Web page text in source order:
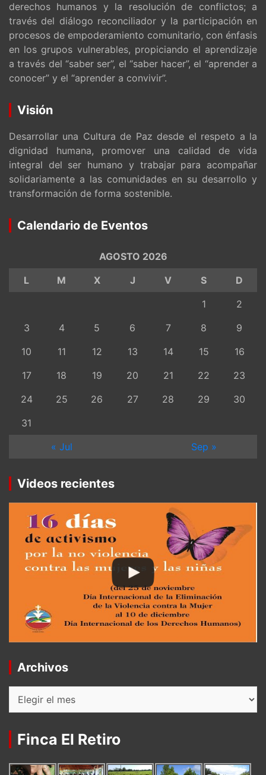
derechos humanos y la resolución de conflictos; a
través del diálogo reconciliador y la participación en
procesos de empoderamiento comunitario, con énfasis
en los grupos vulnerables, propiciando el aprendizaje
a través del “saber ser”, el “saber hacer”, el “aprender a
conocer” y el “aprender a convivir”.
Visión
Desarrollar una Cultura de Paz desde el respeto a la
dignidad humana, promover una calidad de vida
integral del ser humano y trabajar para acompañar
solidariamente a las comunidades en su desarrollo y
transformación de forma sostenible.
Calendario de Eventos
AGOSTO 2026
L
M X J V S
D
1
2
3
4 5 6 7 8
9
10
11 12 13 14 15
16
17
18 19 20 21 22
23
24
25 26 27 28 29
30
31
« Jul
Sep »
Videos recientes
Archivos
Archivos
Finca El Retiro